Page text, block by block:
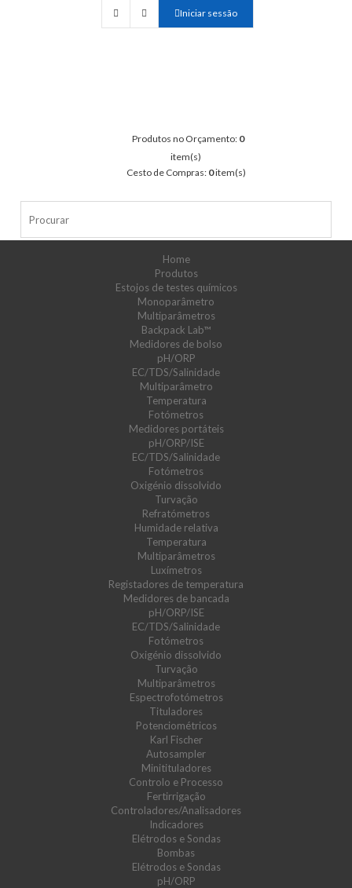
Iniciar sessão
Produtos no Orçamento: 0
item(s)
Cesto de Compras: 0item(s)
Home
Produtos
Estojos de testes químicos
Monoparâmetro
Multiparâmetros
Backpack Lab™
Medidores de bolso
pH/ORP
EC/TDS/Salinidade
Multiparâmetro
Temperatura
Fotómetros
Medidores portáteis
pH/ORP/ISE
EC/TDS/Salinidade
Fotómetros
Oxigénio dissolvido
Turvação
Refratómetros
Humidade relativa
Temperatura
Multiparâmetros
Luxímetros
Registadores de temperatura
Medidores de bancada
pH/ORP/ISE
EC/TDS/Salinidade
Fotómetros
Oxigénio dissolvido
Turvação
Multiparâmetros
Espectrofotómetros
Tituladores
Potenciométricos
Karl Fischer
Autosampler
Minitituladores
Controlo e Processo
Fertirrigação
Controladores/Analisadores
Indicadores
Elétrodos e Sondas
Bombas
Elétrodos e Sondas
pH/ORP